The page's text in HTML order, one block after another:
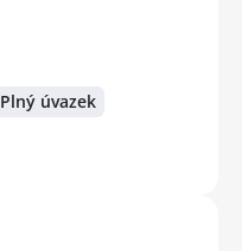
Plný úvazek